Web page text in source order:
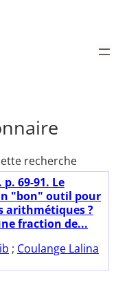
recherche
p. 69-91. Le
"bon" outil pour
arithmétiques ?
fraction de...
; Coulange Lalina